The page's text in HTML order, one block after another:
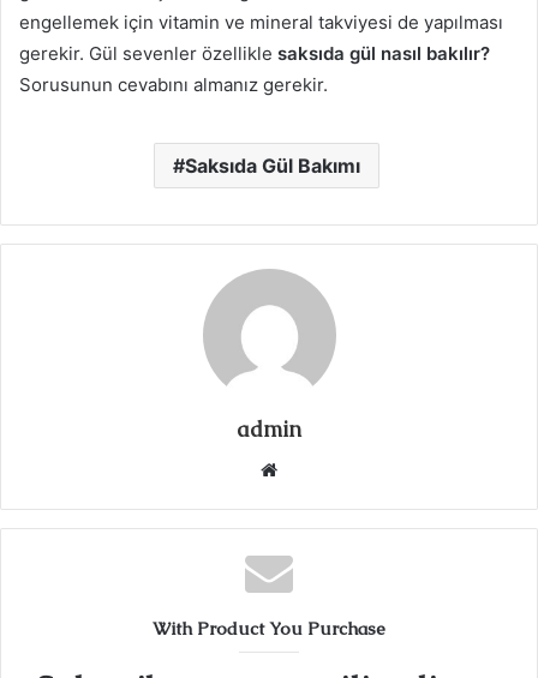
engellemek için vitamin ve mineral takviyesi de yapılması
gerekir. Gül sevenler özellikle saksıda gül nasıl bakılır?
Sorusunun cevabını almanız gerekir.
Saksıda Gül Bakımı
admin
Web
With Product You Purchase